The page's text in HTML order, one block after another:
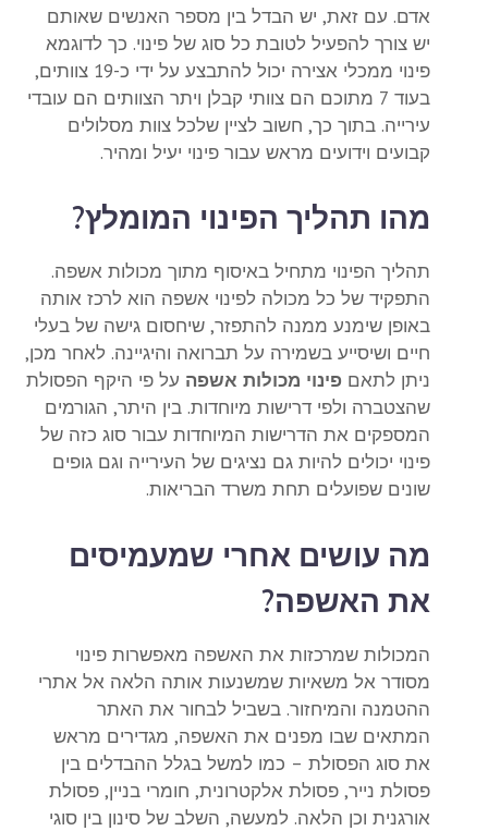
אדם. עם זאת, יש הבדל בין מספר האנשים שאותם
יש צורך להפעיל לטובת כל סוג של פינוי. כך לדוגמא
פינוי ממכלי אצירה יכול להתבצע על ידי כ-19 צוותים,
בעוד 7 מתוכם הם צוותי קבלן ויתר הצוותים הם עובדי
עירייה. בתוך כך, חשוב לציין שלכל צוות מסלולים
קבועים וידועים מראש עבור פינוי יעיל ומהיר.
מהו תהליך הפינוי המומלץ?
תהליך הפינוי מתחיל באיסוף מתוך מכולות אשפה.
התפקיד של כל מכולה לפינוי אשפה הוא לרכז אותה
באופן שימנע ממנה להתפזר, שיחסום גישה של בעלי
חיים ושיסייע בשמירה על תברואה והיגיינה. לאחר מכן,
ניתן לתאם פינוי מכולות אשפה על פי היקף הפסולת
שהצטברה ולפי דרישות מיוחדות. בין היתר, הגורמים
המספקים את הדרישות המיוחדות עבור סוג כזה של
פינוי יכולים להיות גם נציגים של העירייה וגם גופים
שונים שפועלים תחת משרד הבריאות.
מה עושים אחרי שמעמיסים
את האשפה?
המכולות שמרכזות את האשפה מאפשרות פינוי
מסודר אל משאיות שמשנעות אותה הלאה אל אתרי
ההטמנה והמיחזור. בשביל לבחור את האתר
המתאים שבו מפנים את האשפה, מגדירים מראש
את סוג הפסולת – כמו למשל בגלל ההבדלים בין
פסולת נייר, פסולת אלקטרונית, חומרי בניין, פסולת
אורגנית וכן הלאה. למעשה, השלב של סינון בין סוגי